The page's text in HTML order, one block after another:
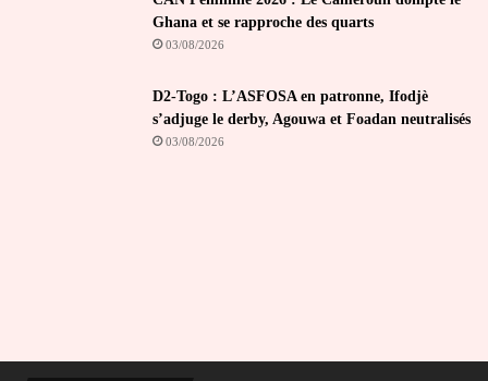
Ghana et se rapproche des quarts
03/08/2026
D2-Togo : L’ASFOSA en patronne, Ifodjè
s’adjuge le derby, Agouwa et Foadan neutralisés
03/08/2026